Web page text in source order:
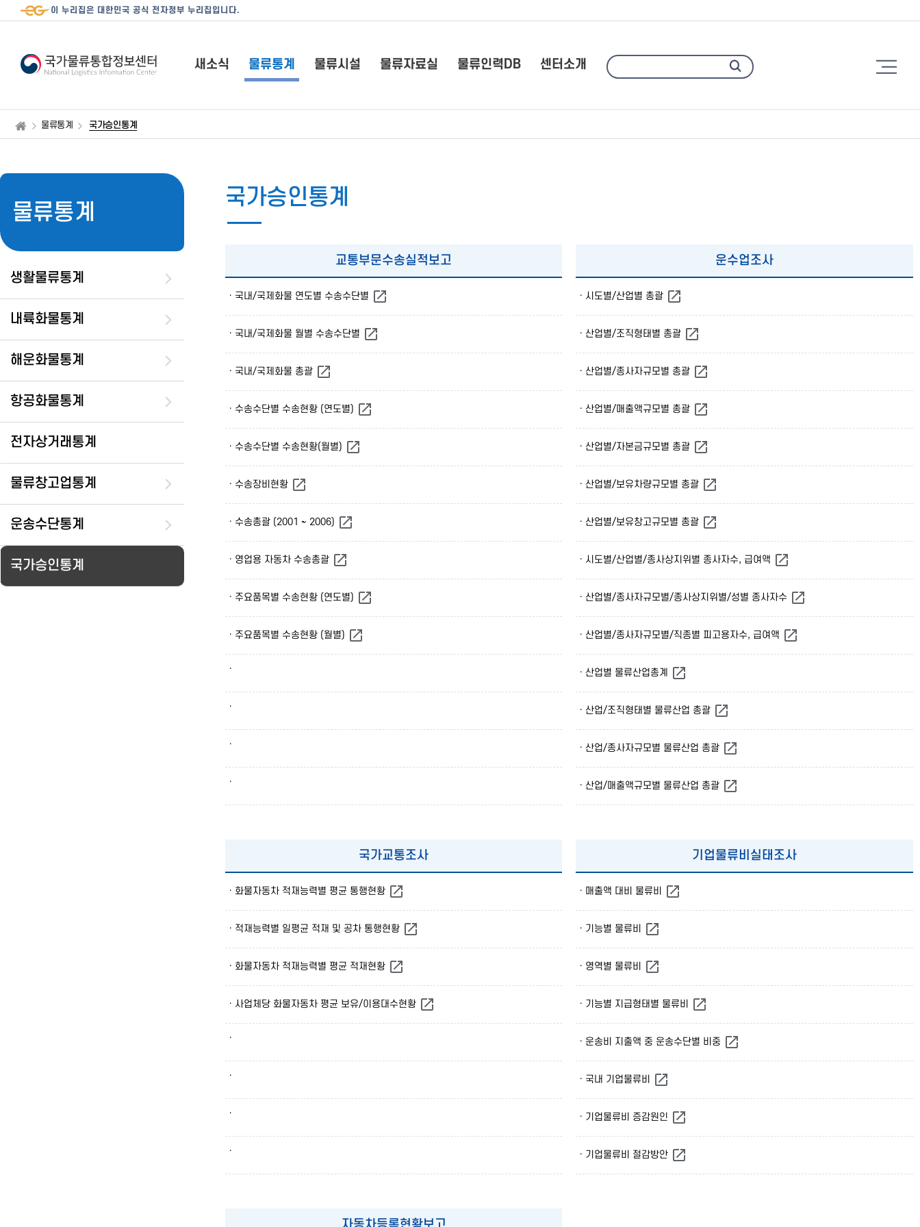
이 누리집은 대한민국 공식 전자정부 누리집입니다.
새소식 물류통계 물류시설 물류자료실 물류인력DB 센터소개
검
색
햄
버
물류통계 국가승인통계
물류통계
생활물류통계
내륙화물통계
해운화물통계
항공화물통계
전자상거래통계
물류창고업통계
운송수단통계
국가승인통계
국가승인통계
교통부문수송실적보고
· 국내/국제화물 연도별 수송수단별
· 국내/국제화물 월별 수송수단별
· 국내/국제화물 총괄
· 수송수단별 수송현황 (연도별)
· 수송수단별 수송현황(월별)
· 수송장비현황
· 수송총괄 (2001 ~ 2006)
· 영업용 자동차 수송총괄
· 주요품목별 수송현황 (연도별)
· 주요품목별 수송현황 (월별)
·
·
·
·
운수업조사
· 시도별/산업별 총괄
· 산업별/조직형태별 총괄
· 산업별/종사자규모별 총괄
· 산업별/매출액규모별 총괄
· 산업별/자본금규모별 총괄
· 산업별/보유차량규모별 총괄
· 산업별/보유창고규모별 총괄
· 시도별/산업별/종사상지위별 종사자수, 급여액
· 산업별/종사자규모별/종사상지위별/성별 종사자수
· 산업별/종사자규모별/직종별 피고용자수, 급여액
· 산업별 물류산업총계
· 산업/조직형태별 물류산업 총괄
· 산업/종사자규모별 물류산업 총괄
· 산업/매출액규모별 물류산업 총괄
국가교통조사
· 화물자동차 적재능력별 평균 통행현황
· 적재능력별 일평균 적재 및 공차 통행현황
· 화물자동차 적재능력별 평균 적재현황
· 사업체당 화물자동차 평균 보유/이용대수현황
·
·
·
·
기업물류비실태조사
· 매출액 대비 물류비
· 기능별 물류비
· 영역별 물류비
· 기능별 지급형태별 물류비
· 운송비 지출액 중 운송수단별 비중
· 국내 기업물류비
· 기업물류비 증감원인
· 기업물류비 절감방안
자동차등록현황보고